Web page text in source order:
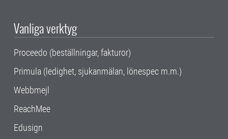
Vanliga verktyg
Proceedo (beställningar, fakturor)
Primula (ledighet, sjukanmälan, lönespec m.m.)
Webbmejl
ReachMee
Edusign